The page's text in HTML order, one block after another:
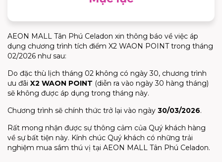
AEON MALL Tân Phú Celadon xin thông báo về việc áp
dụng chương trình tích điểm X2 WAON POINT trong tháng
02/2026 như sau:
Do đặc thù lịch tháng 02 không có ngày 30, chương trình
ưu đãi X2 WAON POINT (diễn ra vào ngày 30 hàng tháng)
sẽ không được áp dụng trong tháng này.
Chương trình sẽ chính thức trở lại vào ngày 30/03/2026.
Rất mong nhận được sự thông cảm của Quý khách hàng
về sự bất tiện này. Kính chúc Quý khách có những trải
nghiệm mua sắm thú vị tại AEON MALL Tân Phú Celadon.